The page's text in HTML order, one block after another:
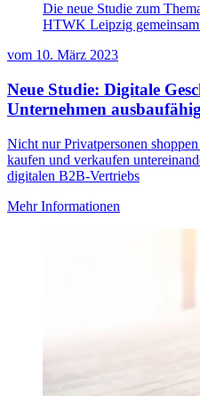
Die neue Studie zum
HTWK Leipzig
vom 10. März 2023
Neue Studie: Digitale
Unternehmen ausbaufähig
Nicht nur Privatpersonen
kaufen und verkaufen
digitalen B2B-Vertriebs
Mehr Informationen